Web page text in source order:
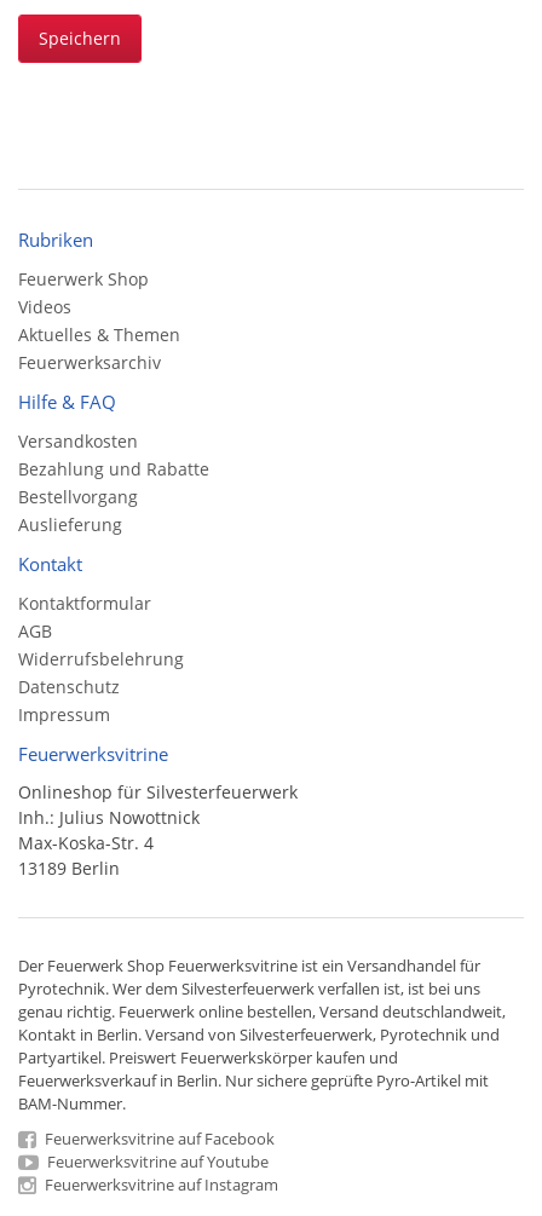
Speichern
Rubriken
Feuerwerk Shop
Videos
Aktuelles & Themen
Feuerwerksarchiv
Hilfe & FAQ
Versandkosten
Bezahlung und Rabatte
Bestellvorgang
Auslieferung
Kontakt
Kontaktformular
AGB
Widerrufsbelehrung
Datenschutz
Impressum
Feuerwerksvitrine
Onlineshop für Silvesterfeuerwerk
Inh.: Julius Nowottnick
Max-Koska-Str. 4
13189 Berlin
Der Feuerwerk Shop Feuerwerksvitrine ist ein Versandhandelfür
Pyrotechnik. Wer dem Silvesterfeuerwerk verfallen ist, ist bei uns
genau richtig. Feuerwerk online bestellen,Versand deutschlandweit,
Kontakt in Berlin. Versand von Silvesterfeuerwerk, Pyrotechnik und
Partyartikel. Preiswert Feuerwerkskörper kaufen und
Feuerwerksverkauf in Berlin. Nur sichere geprüfte Pyro-Artikel mit
BAM-Nummer.
Feuerwerksvitrine auf Facebook
Feuerwerksvitrine auf Youtube
Feuerwerksvitrine auf Instagram